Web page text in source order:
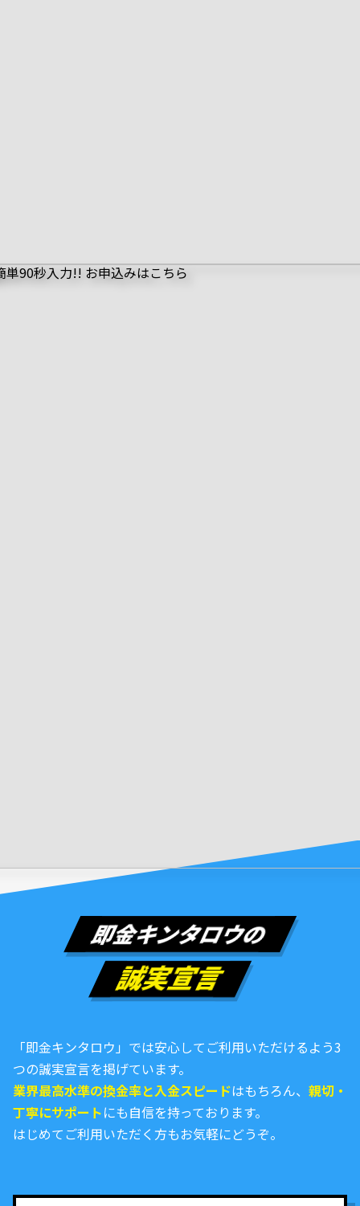
即金キンタロウの
誠実宣言
「即金キンタロウ」では安心してご利用いただけるよう3
つの誠実宣言を掲げています。
業界最高水準の換金率と入金スピードはもちろん、 親切・
丁寧にサポートにも自信を持っております。
はじめてご利用いただく方もお気軽にどうぞ。